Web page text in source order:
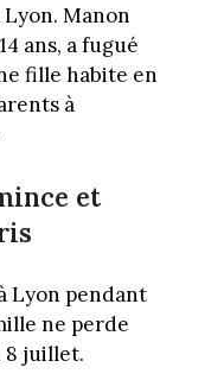
Manon
ans, a fugué
fille habite en
à
et
Lyon pendant
ne perde
8 juillet.